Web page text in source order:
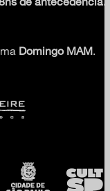
Domingo MAM